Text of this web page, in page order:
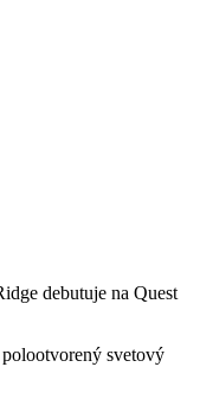
debutuje na Quest
svetový